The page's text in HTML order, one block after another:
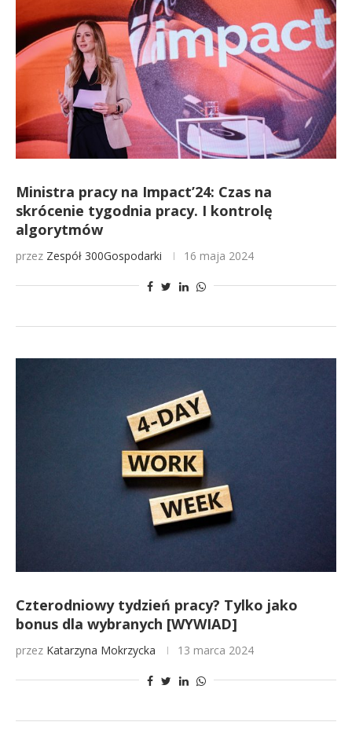
Ministra pracy na Impact’24: Czas na
skrócenie tygodnia pracy. I kontrolę
algorytmów
przez Zespół 300Gospodarki 16 maja 2024
Czterodniowy tydzień pracy? Tylko jako
bonus dla wybranych [WYWIAD]
przez Katarzyna Mokrzycka 13 marca 2024